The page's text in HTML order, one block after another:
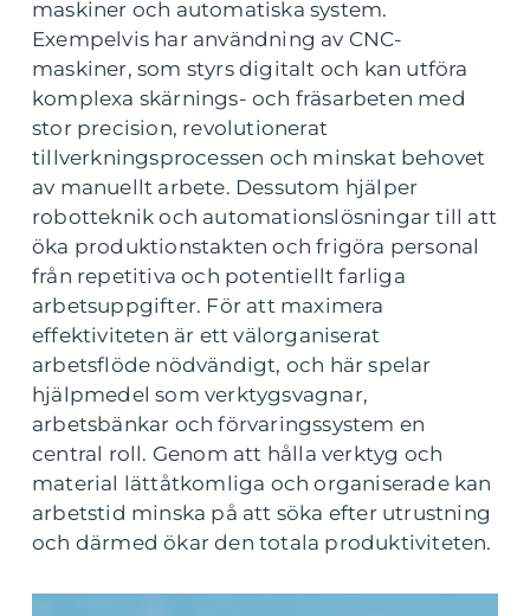
maskiner och automatiska system.
Exempelvis har användning av CNC-
maskiner, som styrs digitalt och kan utföra
komplexa skärnings- och fräsarbeten med
stor precision, revolutionerat
tillverkningsprocessen och minskat behovet
av manuellt arbete. Dessutom hjälper
robotteknik och automationslösningar till att
öka produktionstakten och frigöra personal
från repetitiva och potentiellt farliga
arbetsuppgifter. För att maximera
effektiviteten är ett välorganiserat
arbetsflöde nödvändigt, och här spelar
hjälpmedel som verktygsvagnar,
arbetsbänkar och förvaringssystem en
central roll. Genom att hålla verktyg och
material lättåtkomliga och organiserade kan
arbetstid minska på att söka efter utrustning
och därmed ökar den totala produktiviteten.